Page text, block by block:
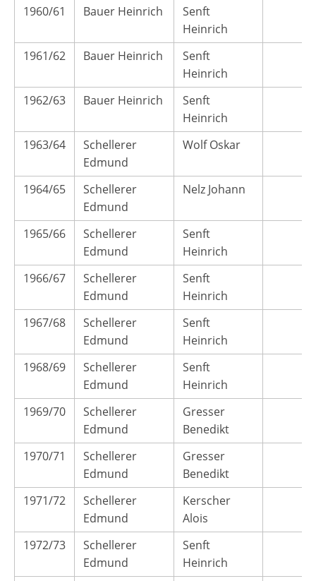
1960/61
Bauer Heinrich
Senft
Heinrich
1961/62
Bauer Heinrich
Senft
Heinrich
1962/63
Bauer Heinrich
Senft
Heinrich
1963/64
Schellerer
Edmund
Wolf Oskar
1964/65
Schellerer
Edmund
Nelz Johann
1965/66
Schellerer
Edmund
Senft
Heinrich
1966/67
Schellerer
Edmund
Senft
Heinrich
1967/68
Schellerer
Edmund
Senft
Heinrich
1968/69
Schellerer
Edmund
Senft
Heinrich
1969/70
Schellerer
Edmund
Gresser
Benedikt
1970/71
Schellerer
Edmund
Gresser
Benedikt
1971/72
Schellerer
Edmund
Kerscher
Alois
1972/73
Schellerer
Edmund
Senft
Heinrich